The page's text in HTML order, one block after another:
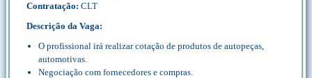
Contratação: CLT
Descrição da Vaga:
O profissional irá realizar cotação de produtos de autopeças,
automotivas.
Negociação com fornecedores e compras.